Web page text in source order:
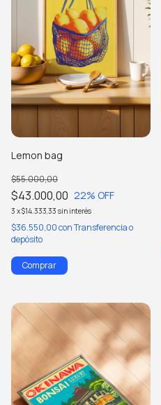
Lemon bag
$43.000,00
$55.000,00
22% OFF
3 x$14.333,33 sin interés
$36.550,00conTransferencia o
depósito
Comprar